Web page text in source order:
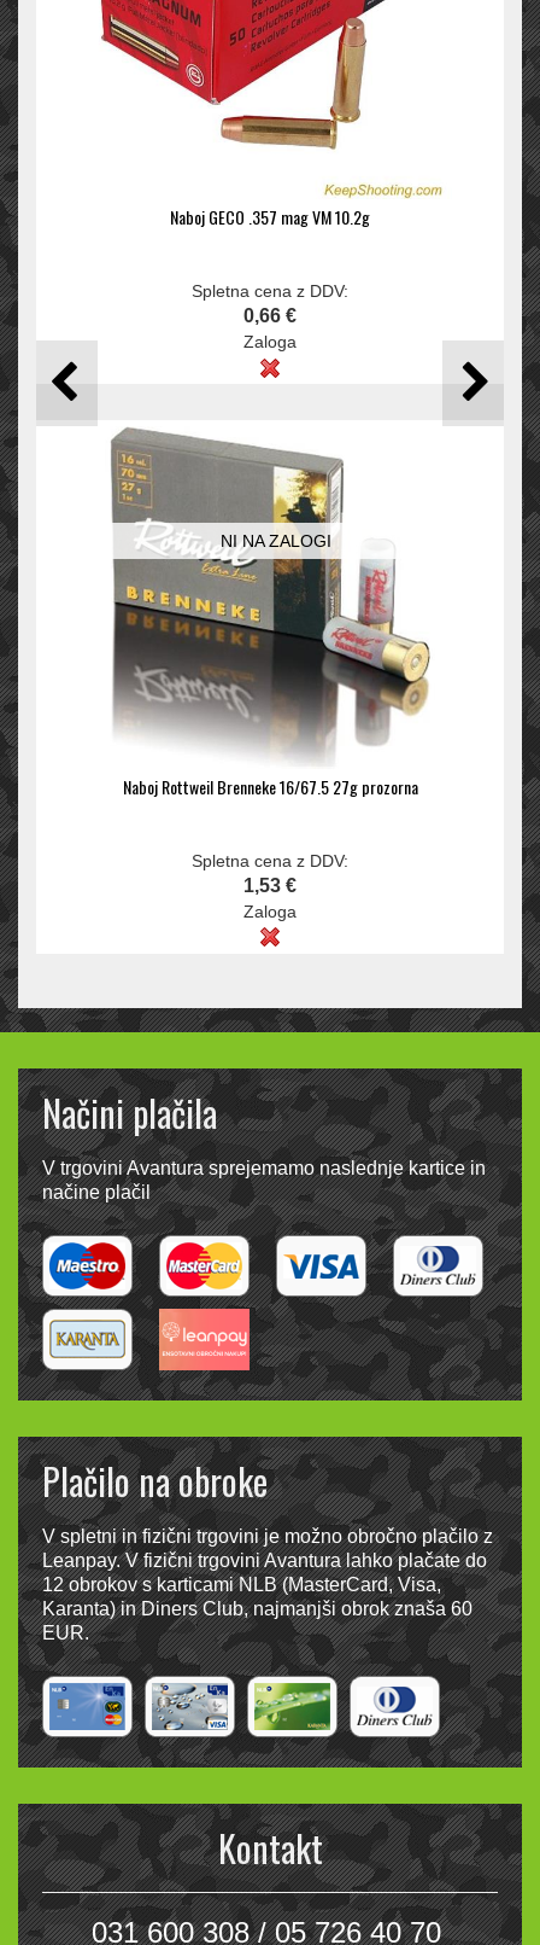
Naboj GECO .357 mag VM 10.2g
Spletna cena z DDV:
0,66 €
Zaloga
NI NA ZALOGI
Naboj Rottweil Brenneke 16/67.5 27g prozorna
Spletna cena z DDV:
1,53 €
Zaloga
Načini plačila
V trgovini Avantura sprejemamo naslednje kartice in
načine plačil
Plačilo na obroke
V spletni in fizični trgovini je možno obročno plačilo z
Leanpay. V fizični trgovini Avantura lahko plačate do
12 obrokov s karticami NLB (MasterCard, Visa,
Karanta) in Diners Club, najmanjši obrok znaša 60
EUR.
Kontakt
031 600 308 / 05 726 40 70